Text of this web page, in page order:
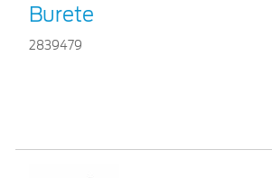
Burete
2839479